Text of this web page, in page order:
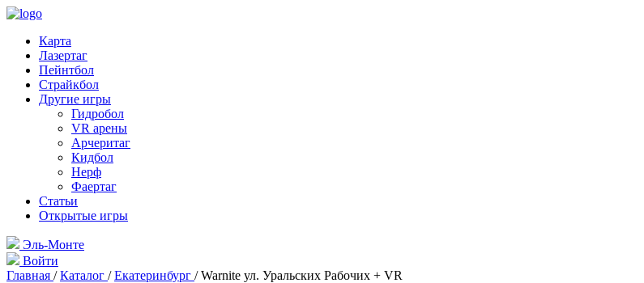
Карта
Лазертаг
Пейнтбол
Страйкбол
Другие игры
Гидробол
VR арены
Арчеритаг
Кидбол
Нерф
Фаертаг
Статьи
Открытые игры
Эль-Монте
Войти
Главная /Каталог /Екатеринбург /Warnite ул. Уральских Рабочих + VR